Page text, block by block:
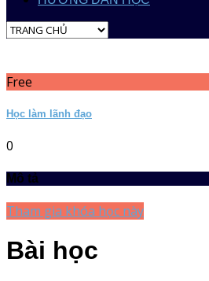
Free
Học làm lãnh đạo
0
Mô tả
Tham gia khóa học này
Bài học